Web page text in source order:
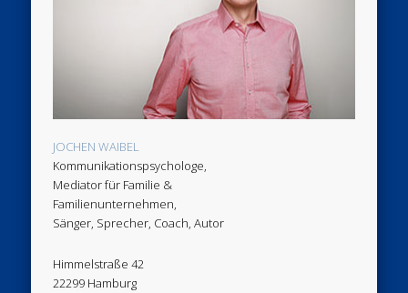
JOCHEN WAIBEL
Kommunikationspsychologe,
Mediator für Familie &
Familienunternehmen,
Sänger, Sprecher, Coach, Autor
Himmelstraße 42
22299 Hamburg